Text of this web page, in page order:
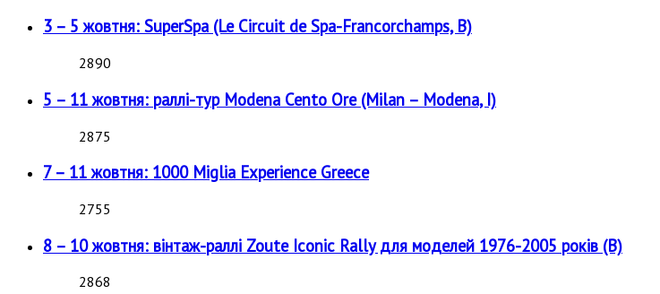
3 – 5 жовтня: SuperSpa (Le Circuit de Spa-Francorchamps, B)
2890
5 – 11 жовтня: раллі-тур Modena Cento Ore (Milan – Modena, I)
2875
7 – 11 жовтня: 1000 Miglia Experience Greece
2755
8 – 10 жовтня: вінтаж-раллі Zoute Iconic Rally для моделей 1976-2005 років (B)
2868